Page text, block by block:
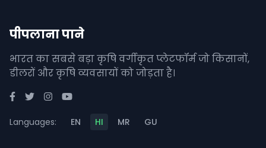
पीपलाना पाने
भारत का सबसे बड़ा कृषि वर्गीकृत प्लेटफॉर्म जो किसानों,
डीलरों और कृषि व्यवसायों को जोड़ता है।
Languages: EN HI MR GU